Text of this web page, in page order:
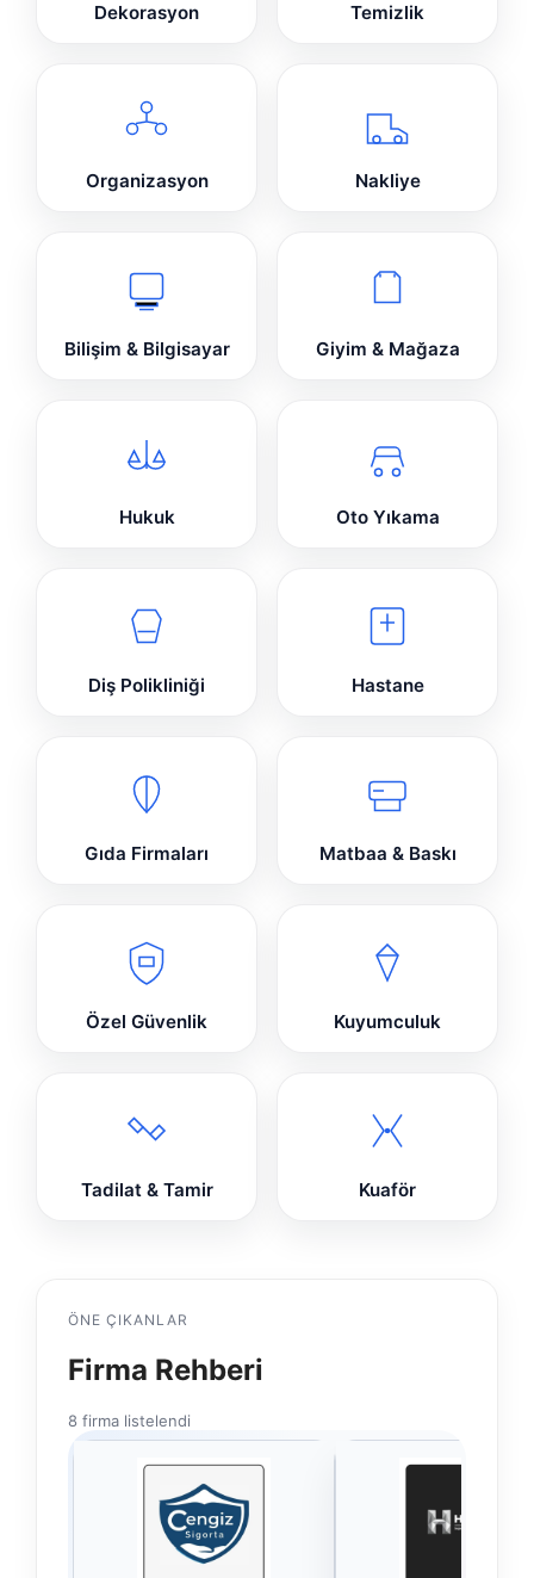
Dekorasyon Temizlik
Organizasyon Nakliye
Bilişim & Bilgisayar Giyim & Mağaza
Hukuk Oto Yıkama
Diş Polikliniği Hastane
Gıda Firmaları Matbaa & Baskı
Özel Güvenlik Kuyumculuk
Tadilat & Tamir Kuaför
ÖNE ÇIKANLAR
Firma Rehberi
8 firma listelendi